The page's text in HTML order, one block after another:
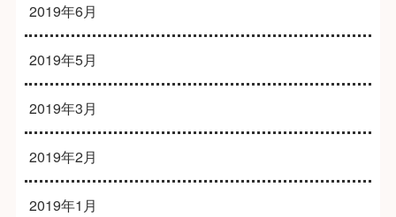
2019年6月
2019年5月
2019年3月
2019年2月
2019年1月